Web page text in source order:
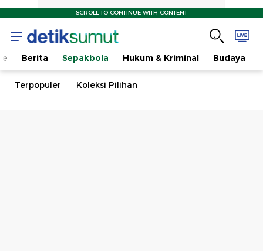
SCROLL TO CONTINUE WITH CONTENT
Berita Sepakbola Hukum & Kriminal Budaya
Terpopuler Koleksi Pilihan